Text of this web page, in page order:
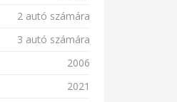
2 autó számára
3 autó számára
2006
2021